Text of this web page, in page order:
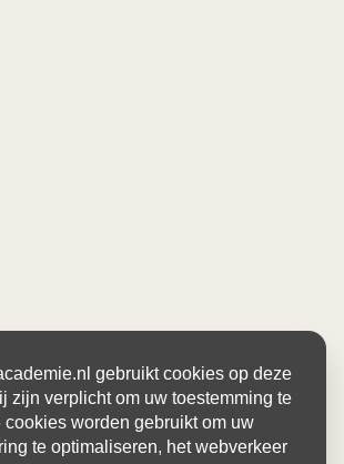
gebruikt cookies op deze
zijn verplicht om uw toestemming te
cookies worden gebruikt om uw
te optimaliseren, het webverkeer